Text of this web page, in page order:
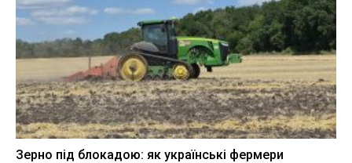
Зерно під блокадою: як українські фермери